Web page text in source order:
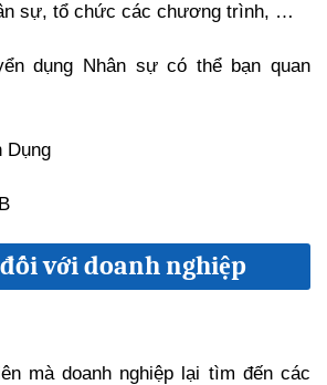
sự, tổ chức các chương trình, …
dụng Nhân sựcó thể bạn quan
Dụng
với doanh nghiệp
mà doanh nghiệp lại tìm đến các